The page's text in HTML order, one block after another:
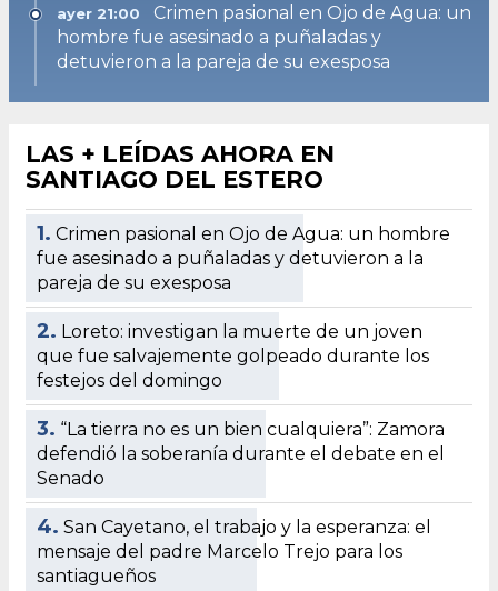
ayer 21:00
Crimen pasional en Ojo de Agua: un
hombre fue asesinado a puñaladas y
detuvieron a la pareja de su exesposa
LAS + LEÍDAS AHORA EN
SANTIAGO DEL ESTERO
1. Crimen pasional en Ojo de Agua: un hombre
fue asesinado a puñaladas y detuvieron a la
pareja de su exesposa
2. Loreto: investigan la muerte de un joven
que fue salvajemente golpeado durante los
festejos del domingo
3. “La tierra no es un bien cualquiera”: Zamora
defendió la soberanía durante el debate en el
Senado
4. San Cayetano, el trabajo y la esperanza: el
mensaje del padre Marcelo Trejo para los
santiagueños